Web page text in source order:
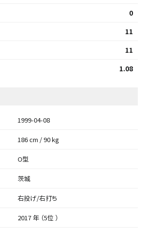
0
11
11
1.08
1999-04-08
186 cm / 90 kg
O型
茨城
右投げ/右打ち
2017 年 （5位 ）